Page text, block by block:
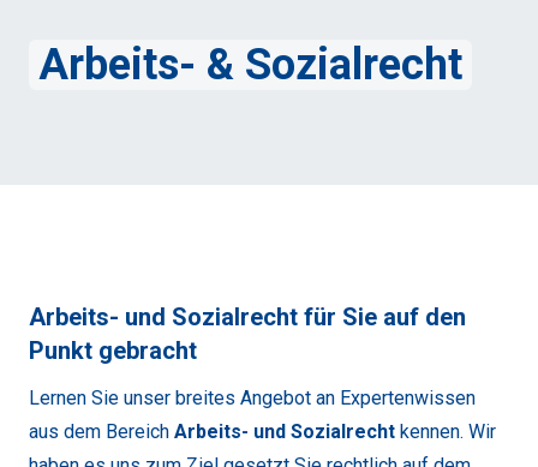
Arbeits- & Sozialrecht
Arbeits- und Sozialrecht für Sie auf den
Punkt gebracht
Lernen Sie unser breites Angebot an Expertenwissen
aus dem Bereich Arbeits- und Sozialrecht kennen. Wir